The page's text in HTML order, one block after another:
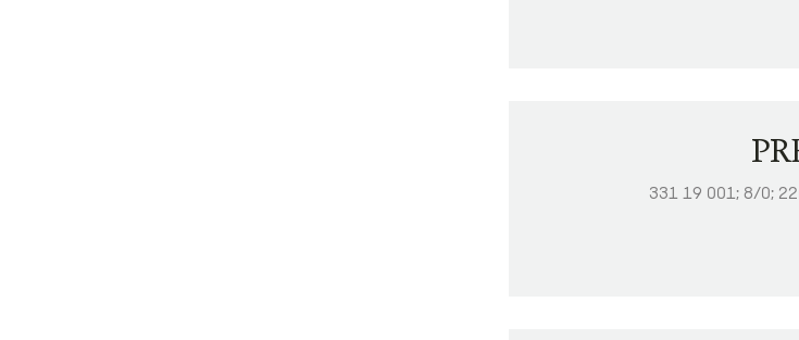
331 19 001; 8/0;